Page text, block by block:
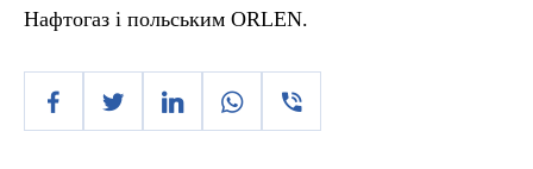
Нафтогаз і польським ORLEN.